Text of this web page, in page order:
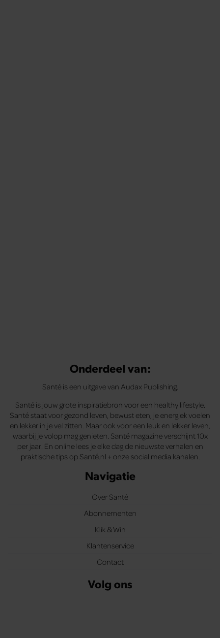
Onderdeel van:
Santé is een uitgave van Audax Publishing.
Santé is jouw grote inspiratiebron voor een healthy lifestyle.
Santé staat voor gezond leven, bewust eten, je energiek voelen
en lekker in je vel zitten. Maar ook voor een leuk en lekker leven,
waarbij je volop mag genieten. Santé magazine verschijnt 10x
per jaar. En online lees je elke dag de nieuwste verhalen en
praktische tips op Santé.nl + onze social media kanalen.
Navigatie
Over Santé
Abonnementen
Klik & Win
Klantenservice
Contact
Volg ons